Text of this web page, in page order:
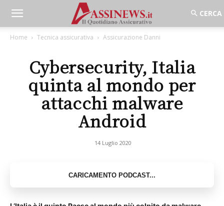
Home Tecnica assicurativa Assicurazione Danni
Cybersecurity, Italia
quinta al mondo per
attacchi malware
Android
14 Luglio 2020